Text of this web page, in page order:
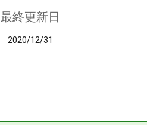
最終更新日
2020/12/31